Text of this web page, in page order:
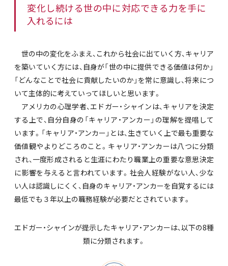
変化し続ける世の中に対応できる力を手に
入れるには
世の中の変化をふまえ、これから社会に出ていく方、キャリア
を築いていく方には、自身が「世の中に提供できる価値は何か」
「どんなことで社会に貢献したいのか」を常に意識し、将来につ
いて主体的に考えていってほしいと思います。
アメリカの心理学者、エドガー・シャインは、キャリアを決定
する上で、自分自身の「キャリア・アンカー」の理解を提唱して
います。「キャリア・アンカー」とは、生きていく上で最も重要な
価値観やよりどころのこと。キャリア・アンカーは八つに分類
され、一度形成されると生涯にわたり職業上の重要な意思決定
に影響を与えると言われています。社会人経験がない人、少な
い人は認識しにくく、自身のキャリア・アンカーを自覚するには
最低でも３年以上の職務経験が必要だとされています。
エドガー・シャインが提示したキャリア・アンカーは、以下の8種
類に分類されます。